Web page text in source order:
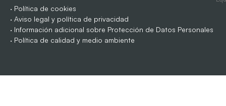
· Política de cookies
· Aviso legal y política de privacidad
· Información adicional sobre Protección de Datos Personales
· Política de calidad y medio ambiente